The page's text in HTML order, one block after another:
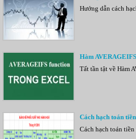
Hướng dẫn cách
Hàm
Tất tần tật về Hàm
Cách hạch toán
Cách hạch toán